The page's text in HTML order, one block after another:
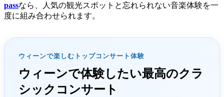
passなら、人気の観光スポットと忘れられない音楽体験を一
度に組み合わせられます。
ウィーンで楽しむトップコンサート体験
ウィーンで体験したい最高のクラ
シックコンサート